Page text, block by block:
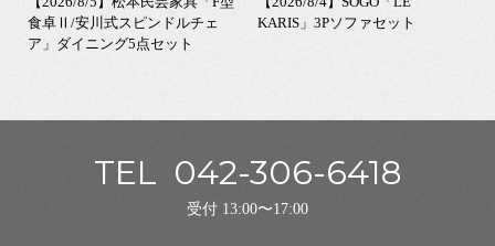
食卓Ⅱ/安川式スピンドルチェ
ア」ダイニング5点セット
KARIS」3Pソファセット
TEL 042-306-6418
受付 13:00〜17:00